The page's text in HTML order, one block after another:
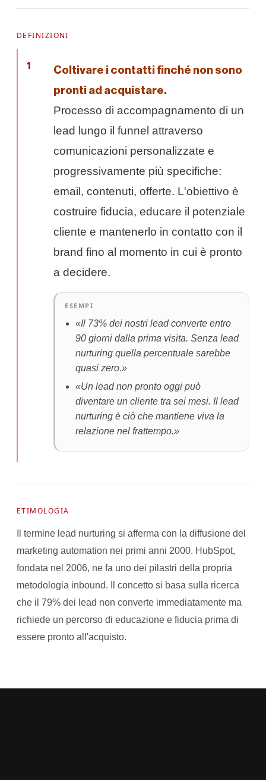
DEFINIZIONI
1
Coltivare i contatti finché non sono
pronti ad acquistare.
Processo di accompagnamento di un
lead lungo il funnel attraverso
comunicazioni personalizzate e
progressivamente più specifiche:
email, contenuti, offerte. L'obiettivo è
costruire fiducia, educare il potenziale
cliente e mantenerlo in contatto con il
brand fino al momento in cui è pronto
a decidere.
ESEMPI
«Il 73% dei nostri lead converte entro
90 giorni dalla prima visita. Senza lead
nurturing quella percentuale sarebbe
quasi zero.»
«Un lead non pronto oggi può
diventare un cliente tra sei mesi. Il lead
nurturing è ciò che mantiene viva la
relazione nel frattempo.»
ETIMOLOGIA
Il termine lead nurturing si afferma con la diffusione del
marketing automation nei primi anni 2000. HubSpot,
fondata nel 2006, ne fa uno dei pilastri della propria
metodologia inbound. Il concetto si basa sulla ricerca
che il 79% dei lead non converte immediatamente ma
richiede un percorso di educazione e fiducia prima di
essere pronto all'acquisto.